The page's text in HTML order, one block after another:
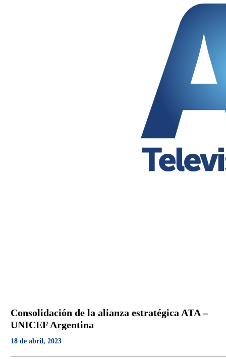
Consolidación de la alianza estratégica ATA –
UNICEF Argentina
18 de abril, 2023